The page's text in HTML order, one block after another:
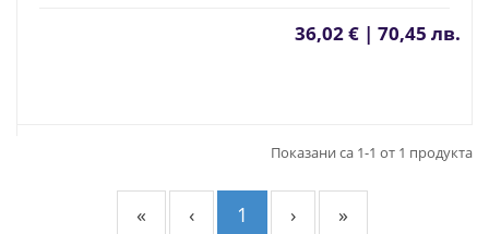
36,02 € | 70,45 лв.
Показани са 1-1 от 1 продукта
« ‹ 1 › »